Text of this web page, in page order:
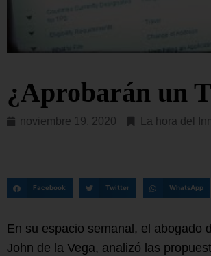
¿Aprobarán un
noviembre 19, 2020 La hora del
Facebook Twitter WhatsApp
En su espacio semanal, el abogado
John de la Vega, analizó las